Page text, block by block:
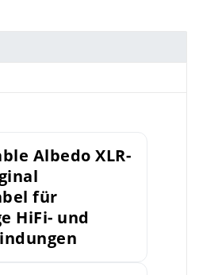
Albedo XLR-
für
HiFi- und